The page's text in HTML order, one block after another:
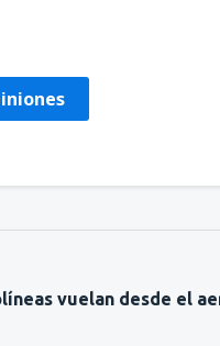
vuelan desde el